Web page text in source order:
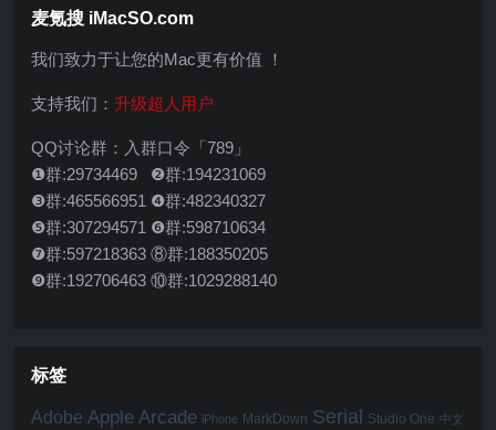
麦氪搜 iMacSO.com
我们致力于让您的Mac更有价值 ！
支持我们： 升级超人用户
QQ讨论群：入群口令「789」
❶群:29734469 ❷群:194231069
❸群:465566951 ❹群:482340327
❺群:307294571 ❻群:598710634
❼群:597218363 ⑧群:188350205
❾群:192706463 ⑩群:1029288140
标签
Adobe Apple Arcade iPhone MarkDown Serial Studio One 中文